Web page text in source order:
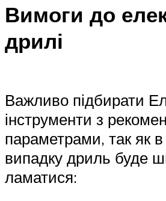
Вимоги до
дрилі
Важливо підбирати
інструменти з
параметрами, так як
випадку дриль буде
ламатися: